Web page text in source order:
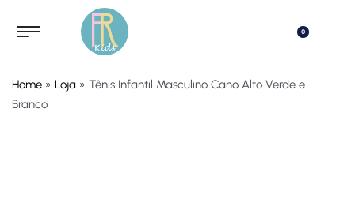
0
Home » Loja » Tênis Infantil Masculino Cano Alto Verde e
Branco